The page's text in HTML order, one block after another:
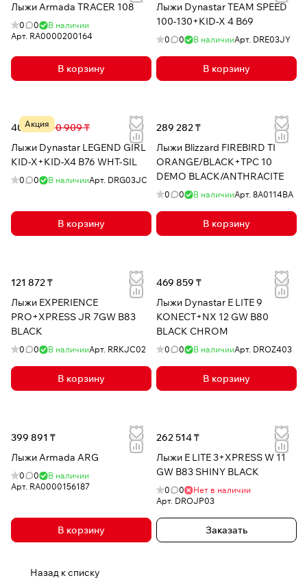
Лыжи Armada TRACER 108
0 0
В наличии
Арт. RA0000200164
В корзину
Лыжи Dynastar TEAM SPEED
100-130+KID-X 4 B69
0 0 В наличииАрт. DRE03JY
В корзину
Акция
40 691 ₸ 90 909 ₸
Лыжи Dynastar LEGEND GIRL
KID-X+KID-X4 B76 WHT-SIL
0 0 В наличииАрт. DRG03JC
В корзину
289 282 ₸
Лыжи Blizzard FIREBIRD TI
ORANGE/BLACK+TPC 10
DEMO BLACK/ANTHRACITE
0 0 В наличииАрт. 8A0114BA
В корзину
121 872 ₸
Лыжи EXPERIENCE
PRO+XPRESS JR 7GW B83
BLACK
0 0 В наличииАрт. RRKJC02
В корзину
469 859 ₸
Лыжи Dynastar E LITE 9
KONECT+NX 12 GW B80
BLACK CHROM
0 0 В наличииАрт. DROZ403
В корзину
399 891 ₸
Лыжи Armada ARG
0 0
В наличии
Арт. RA0000156187
В корзину
262 514 ₸
Лыжи E LITE 3+XPRESS W 11
GW B83 SHINY BLACK
0 0
Нет в наличии
Арт. DROJP03
Заказать
Назад к списку